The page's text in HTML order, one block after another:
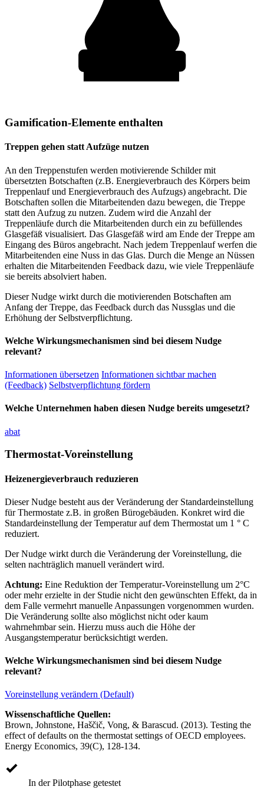
Gamification-Elemente enthalten
Treppen gehen statt Aufzüge nutzen
An den Treppenstufen werden motivierende Schilder mit
übersetzten Botschaften (z.B. Energieverbrauch des Körpers beim
Treppenlauf und Energieverbrauch des Aufzugs) angebracht. Die
Botschaften sollen die Mitarbeitenden dazu bewegen, die Treppe
statt den Aufzug zu nutzen. Zudem wird die Anzahl der
Treppenläufe durch die Mitarbeitenden durch ein zu befüllendes
Glasgefäß visualisiert. Das Glasgefäß wird am Ende der Treppe am
Eingang des Büros angebracht. Nach jedem Treppenlauf werfen die
Mitarbeitenden eine Nuss in das Glas. Durch die Menge an Nüssen
erhalten die Mitarbeitenden Feedback dazu, wie viele Treppenläufe
sie bereits absolviert haben.
Dieser Nudge wirkt durch die motivierenden Botschaften am
Anfang der Treppe, das Feedback durch das Nussglas und die
Erhöhung der Selbstverpflichtung.
Welche Wirkungsmechanismen sind bei diesem Nudge
relevant?
Informationen übersetzen Informationen sichtbar machen
(Feedback) Selbstverpflichtung fördern
Welche Unternehmen haben diesen Nudge bereits umgesetzt?
abat
Thermostat-Voreinstellung
Heizenergieverbrauch reduzieren
Dieser Nudge besteht aus der Veränderung der Standardeinstellung
für Thermostate z.B. in großen Bürogebäuden. Konkret wird die
Standardeinstellung der Temperatur auf dem Thermostat um 1 ° C
reduziert.
Der Nudge wirkt durch die Veränderung der Voreinstellung, die
selten nachträglich manuell verändert wird.
Achtung: Eine Reduktion der Temperatur-Voreinstellung um 2°C
oder mehr erzielte in der Studie nicht den gewünschten Effekt, da in
dem Falle vermehrt manuelle Anpassungen vorgenommen wurden.
Die Veränderung sollte also möglichst nicht oder kaum
wahrnehmbar sein. Hierzu muss auch die Höhe der
Ausgangstemperatur berücksichtigt werden.
Welche Wirkungsmechanismen sind bei diesem Nudge
relevant?
Voreinstellung verändern (Default)
Wissenschaftliche Quellen:
Brown, Johnstone, Haščič, Vong, & Barascud. (2013). Testing the
effect of defaults on the thermostat settings of OECD employees.
Energy Economics, 39(C), 128-134.
In der Pilotphase getestet